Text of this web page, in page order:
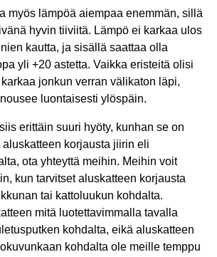
myös lämpöä aiempaa enemmän, sillä
hyvin tiiviitä. Lämpö ei karkaa ulos
kautta, ja sisällä saattaa olla
yli +20 astetta. Vaikka eristeitä olisi
jonkun verran välikaton läpi,
luontaisesti ylöspäin.
erittäin suuri hyöty, kunhan se on
korjausta jiirin eli
ota yhteyttä meihin. Meihin voit
kun tarvitset aluskatteen korjausta
tai kattoluukun kohdalta.
mitä luotettavimmalla tavalla
kohdalta, eikä aluskatteen
kohdalta ole meille temppu